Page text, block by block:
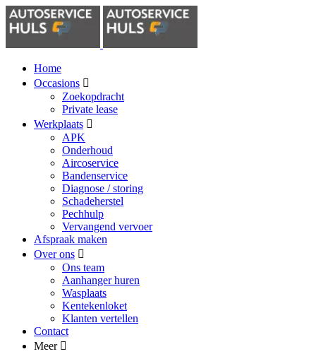
Home
Occasions
Zoekopdracht
Private lease
Werkplaats
APK
Onderhoud
Aircoservice
Bandenservice
Diagnose / storing
Schadeherstel
Pechhulp
Vervangend vervoer
Afspraak maken
Over ons
Ons team
Aanhanger huren
Wasplaats
Kentekenloket
Klanten vertellen
Contact
Meer